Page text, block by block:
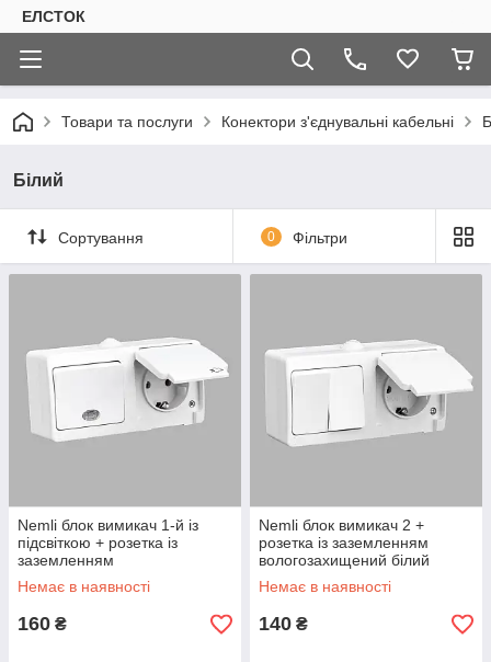
ЕЛСТОК
Товари та послуги Конектори з'єднувальні кабельні
Білий
Сортування 0 Фільтри
Nemli блок вимикач 1-й із
підсвіткою + розетка із
заземленням
вологозахищений білий
Немає в наявності
160 ₴
Nemli блок вимикач 2 +
розетка із заземленням
вологозахищений білий
Немає в наявності
140 ₴